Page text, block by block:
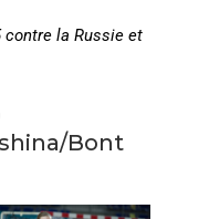
contre la Russie et
Bont